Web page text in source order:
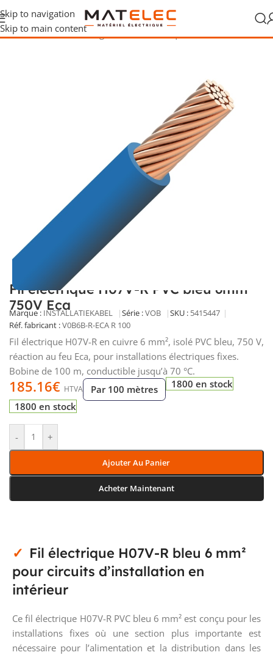
Skip to navigation
Skip to main content
Accueil/Câbles, fils et gaines/Fils électriques/Fils VOB
Fil électrique H07V-R PVC bleu 6mm²
750V Eca
Marque : INSTALLATIEKABEL Série :VOB SKU : 5415447
Réf. fabricant :V0B6B-R-ECA R 100
Fil électrique H07V-R en cuivre 6 mm², isolé PVC bleu, 750 V,
réaction au feu Eca, pour installations électriques fixes.
Bobine de 100 m, conductible jusqu’à 70 °C.
185.16€ HTVA Par 100 mètres
1800 en stock
1800 en stock
- +
Ajouter Au Panier
Acheter Maintenant
Fil électrique H07V-R bleu 6 mm²
pour circuits d’installation en
intérieur
Ce fil électrique H07V-R PVC bleu 6 mm² est conçu pour les
installations fixes où une section plus importante est
nécessaire pour l’alimentation et la distribution dans les